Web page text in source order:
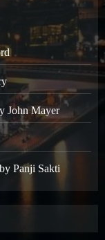
John Mayer
Panji Sakti